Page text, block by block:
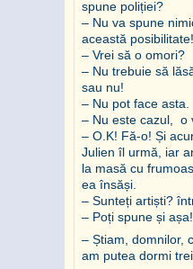
spune poliției?
– Nu va spune
această posibilitate!
– Vrei să o omori?
– Nu trebuie să
sau nu!
– Nu pot face asta.
– Nu este cazul, o
– O.K! Fă-o! Și
Julien îl urmă, iar
la masă cu
ea însăși.
– Sunteți artiști?
– Poți spune și
– Știam, domnilor,
am putea dormi